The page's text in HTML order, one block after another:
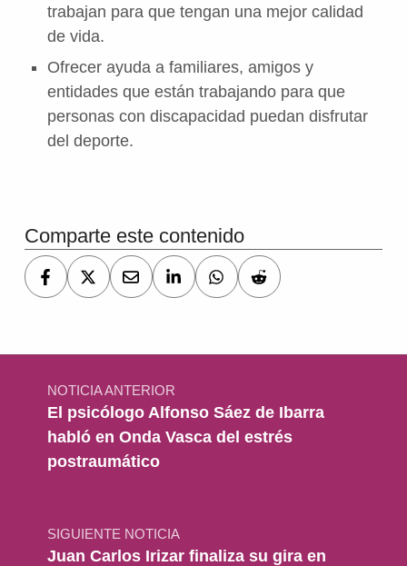
trabajan para que tengan una mejor calidad
de vida.
Ofrecer ayuda a familiares, amigos y
entidades que están trabajando para que
personas con discapacidad puedan disfrutar
del deporte.
Comparte este contenido
Navegación de entradas
NOTICIA ANTERIOR
El psicólogo Alfonso Sáez de Ibarra
habló en Onda Vasca del estrés
postraumático
SIGUIENTE NOTICIA
Juan Carlos Irizar finaliza su gira en